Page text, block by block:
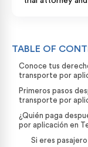
TABLE OF
Conoce tus
transporte por
Primeros pasos
transporte por
¿Quién paga
por aplicación en
Si eres